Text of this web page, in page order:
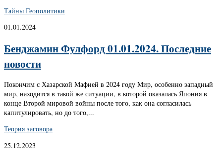
Тайны Геополитики
01.01.2024
Бенджамин Фулфорд 01.01.2024. Последние
новости
Покончим с Хазарской Мафией в 2024 году Мир, особенно западный
мир, находится в такой же ситуации, в которой оказалась Япония в
конце Второй мировой войны после того, как она согласилась
капитулировать, но до того,...
Теория заговора
25.12.2023